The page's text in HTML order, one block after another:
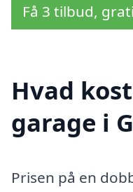
Få 3 tilbud,
Hvad
garage i
Prisen på en